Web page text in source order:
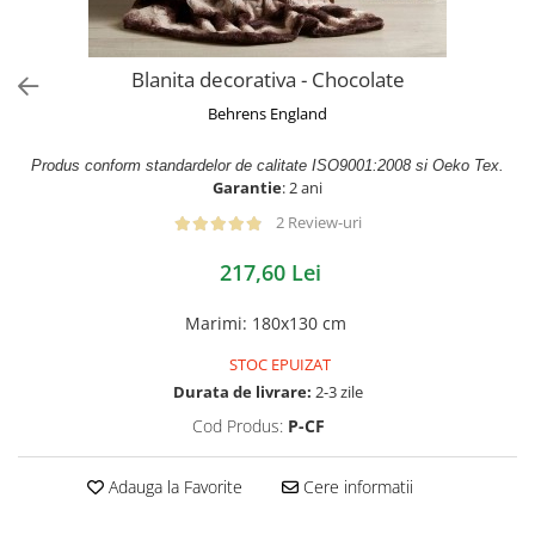
Blanita decorativa - Chocolate
Behrens England
Produs conform standardelor de calitate ISO9001:2008 si Oeko Tex.
Garantie: 2 ani
2 Review-uri
217,60 Lei
Marimi: 180x130 cm
STOC EPUIZAT
Durata de livrare: 2-3 zile
Cod Produs: P-CF
Adauga la Favorite Cere informatii